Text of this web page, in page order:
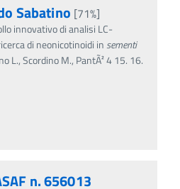
Sabatino [71%]
innovativo di analisi LC-
di neonicotinoidi insementi
L., Scordino M., PantÃ² 4 15. 16.
n. 656013